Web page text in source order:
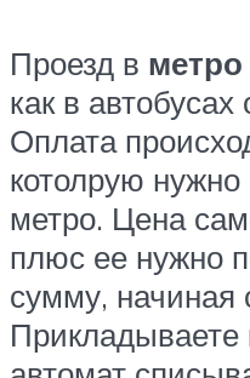
Проезд в
как в
Оплата
котолрую нужно
метро. Цена
плюс ее нужно
сумму, начиная
Прикладываете